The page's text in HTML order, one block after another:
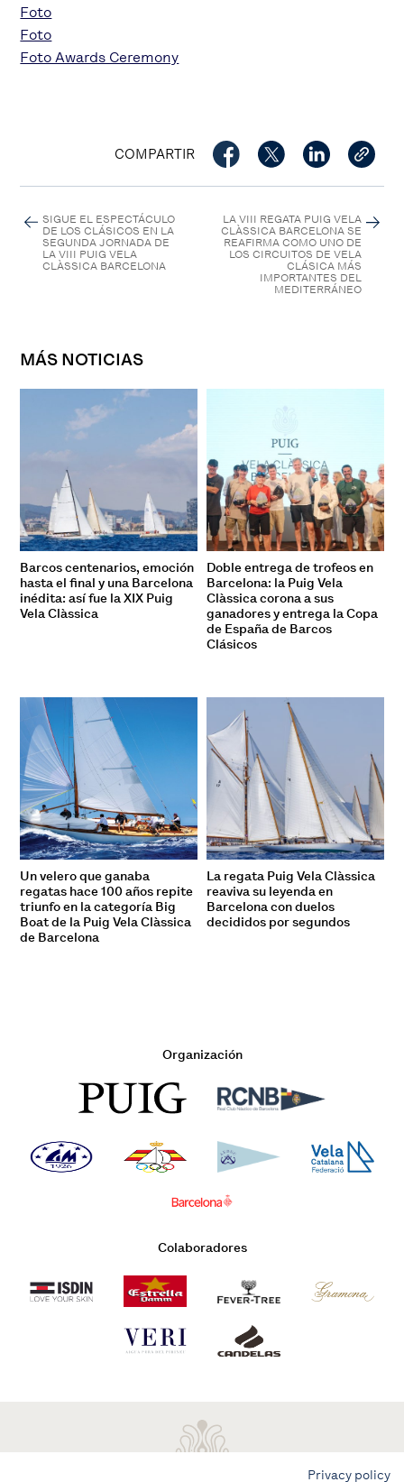
Foto
Foto
Foto Awards Ceremony
COMPARTIR
SIGUE EL ESPECTÁCULO
DE LOS CLÁSICOS EN LA
SEGUNDA JORNADA DE
LA VIII PUIG VELA
CLÀSSICA BARCELONA
LA VIII REGATA PUIG VELA
CLÀSSICA BARCELONA SE
REAFIRMA COMO UNO DE
LOS CIRCUITOS DE VELA
CLÁSICA MÁS
IMPORTANTES DEL
MEDITERRÁNEO
MÁS NOTICIAS
Barcos centenarios, emoción
hasta el final y una Barcelona
inédita: así fue la XIX Puig
Vela Clàssica
Doble entrega de trofeos en
Barcelona: la Puig Vela
Clàssica corona a sus
ganadores y entrega la Copa
de España de Barcos
Clásicos
Un velero que ganaba
regatas hace 100 años repite
triunfo en la categoría Big
Boat de la Puig Vela Clàssica
de Barcelona
La regata Puig Vela Clàssica
reaviva su leyenda en
Barcelona con duelos
decididos por segundos
Organización
Colaboradores
Privacy policy